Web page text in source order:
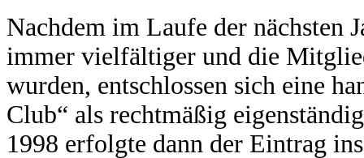
Nachdem im Laufe der nächsten
immer vielfältiger und die
wurden, entschlossen sich eine
Club“ als rechtmäßig
1998 erfolgte dann der Eintrag